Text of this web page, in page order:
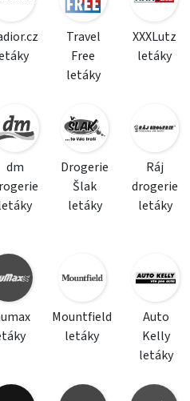
Travel
Free
letáky
XXXLutz
letáky
dm
Drogerie
Šlak
letáky
Ráj
drogerie
letáky
Mountfield
letáky
Auto
Kelly
letáky